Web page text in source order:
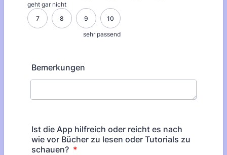
geht gar nicht
7 8 9
sehr passend
10
Bemerkungen
Ist die App hilfreich oder reicht es nach
wie vor Bücher zu lesen oder Tutorials zu
schauen? *